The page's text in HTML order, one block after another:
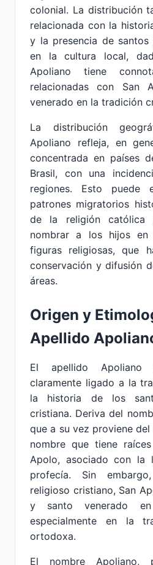
colonial. La distribución
relacionada con la
y la presencia de
en la cultura local,
Apoliano tiene
relacionadas con San
venerado en la tradición
La distribución
Apoliano refleja, en
concentrada en países
Brasil, con una
regiones. Esto puede
patrones migratorios
de la religión
nombrar a los hijos
figuras religiosas, que
conservación y difusión
áreas.
Origen y
Apellido
El apellido
claramente ligado a la
la historia de los
cristiana. Deriva del
que a su vez proviene del
nombre que tiene
Apolo, asociado con la
profecía. Sin
religioso cristiano, San
y santo venerado en
especialmente en la
ortodoxa.
El nombre Apoliano,